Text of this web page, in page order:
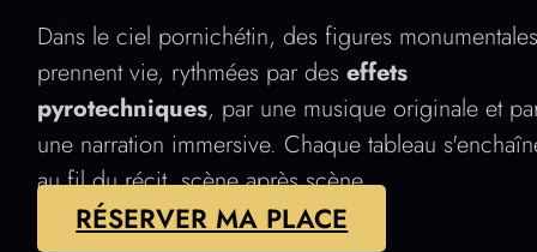
Dans le ciel pornichétin, des figures
prennent vie, rythmées par deseffets
pyrotechniques, par une musique originale et
une narration immersive. Chaque tableau
au fil du récit, scène après scène.
RÉSERVER MA PLACE